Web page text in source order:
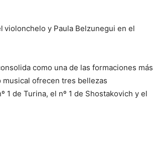
violonchelo y Paula Belzunegui en el
como una de las formaciones más
ofrecen tres bellezas
de Turina, el nº 1 de Shostakovich y el